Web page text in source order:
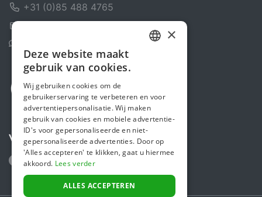
+31 (0)85 488 4765
Volg ons
ENGLISH
×
Deze website maakt
gebruik van cookies.
Wij gebruiken cookies om de
gebruikerservaring te verbeteren en voor
advertentiepersonalisatie. Wij maken
gebruik van cookies en mobiele advertentie-
ID's voor gepersonaliseerde en niet-
gepersonaliseerde advertenties. Door op
'Alles accepteren' te klikken, gaat u hiermee
akkoord. Lees verder
ALLES ACCEPTEREN